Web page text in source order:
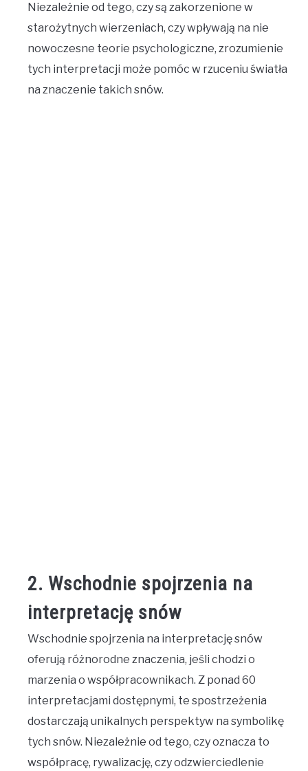
Niezależnie od tego, czy są zakorzenione w
starożytnych wierzeniach, czy wpływają na nie
nowoczesne teorie psychologiczne, zrozumienie
tych interpretacji może pomóc w rzuceniu światła
na znaczenie takich snów.
2. Wschodnie spojrzenia na
interpretację snów
Wschodnie spojrzenia na interpretację snów
oferują różnorodne znaczenia, jeśli chodzi o
marzenia o współpracownikach. Z ponad 60
interpretacjami dostępnymi, te spostrzeżenia
dostarczają unikalnych perspektyw na symbolikę
tych snów. Niezależnie od tego, czy oznacza to
współpracę, rywalizację, czy odzwierciedlenie